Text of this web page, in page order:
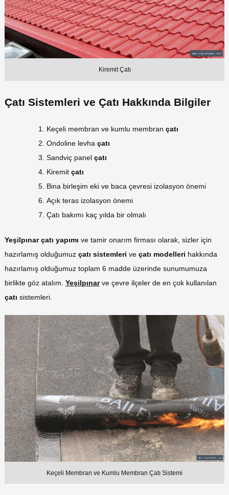
Kiremit Çatı
Çatı Sistemleri ve Çatı Hakkında Bilgiler
Keçeli membran ve kumlu membran çatı
Ondoline levha çatı
Sandviç panel çatı
Kiremit çatı
Bina birleşim eki ve baca çevresi izolasyon önemi
Açık teras izolasyon önemi
Çatı bakımı kaç yılda bir olmalı
Yeşilpınar çatı yapımı ve tamir onarım firması olarak, sizler için
hazırlamış olduğumuz çatı sistemleri ve çatı modelleri hakkında
hazırlamış olduğumuz toplam 6 madde üzerinde sunumumuza
birlikte göz atalım. Yeşilpınarve çevre ilçeler de en çok kullanılan
çatı sistemleri.
Keçeli Membran ve Kumlu Membran Çatı Sistemi